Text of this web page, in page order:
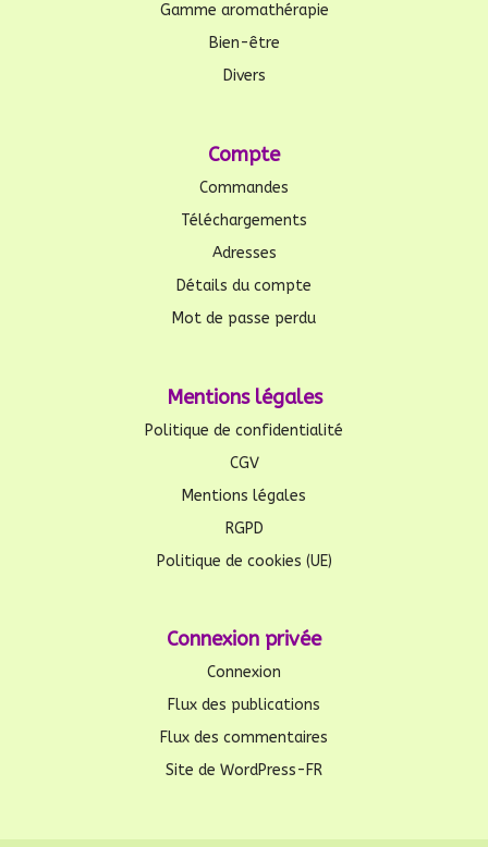
Gamme aromathérapie
Bien-être
Divers
Compte
Commandes
Téléchargements
Adresses
Détails du compte
Mot de passe perdu
Mentions légales
Politique de confidentialité
CGV
Mentions légales
RGPD
Politique de cookies (UE)
Connexion privée
Connexion
Flux des publications
Flux des commentaires
Site de WordPress-FR